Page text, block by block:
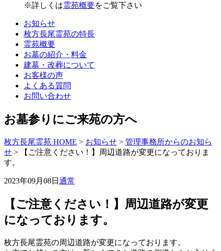
※詳しくは霊苑概要をご覧下さい
お知らせ
枚方長尾霊苑の特長
霊苑概要
お墓の紹介・料金
建墓・改葬について
お客様の声
よくある質問
お問い合わせ
お墓参りにご来苑の方へ
枚方長尾霊苑 HOME > お知らせ > 管理事務所からのお知ら
せ >
【ご注意ください！】周辺道路が変更になっておりま
す。
2023年09月08日 通常
【ご注意ください！】周辺道路が変更
になっております。
枚方長尾霊苑の周辺道路が変更になっております。